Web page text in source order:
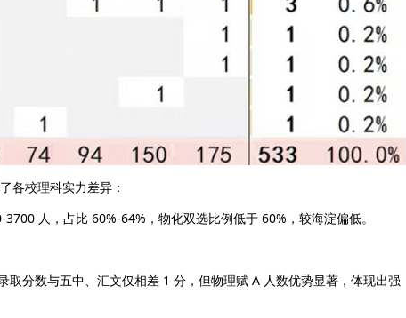
校理科实力差异：
人，占比 60%-64%，物化双选比例低于 60%，较海淀偏低。
分数与五中、汇文仅相差 1 分，但物理赋 A 人数优势显著，体现出强